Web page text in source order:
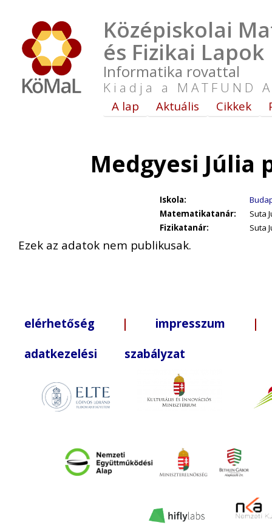
Középiskolai
és Fizikai Lapok
Informatika rovattal
Kiadja a MATFUND
A lap Aktuális Cikkek
Medgyesi Júlia
Iskola:
Matematikatanár:
Suta
Fizikatanár:
Suta
Ezek az adatok nem publikusak.
elérhetőség | impresszum |
adatkezelési szabályzat